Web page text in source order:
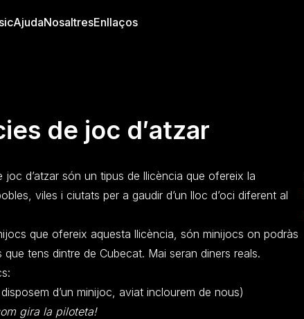
AjudaNosaltresEnllaços
de joc d′atzar
joc d’atzar són un tipus de llicència que ofereix la
viles i ciutats per a gaudir d’un lloc d’oci diferent al
que ofereix aquesta llicència, són minijocs on podràs
que tens dintre de Cubecat. Mai seran diners reals.
d’un minijoc, aviat inclourem de nous)
gira la piloteta!